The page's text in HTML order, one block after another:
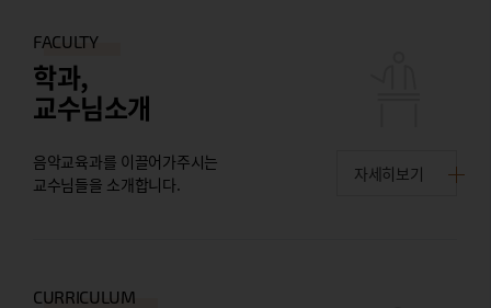
FACULTY
학과,
교수님소개
음악교육과를 이끌어가주시는
교수님들을 소개합니다.
자세히보기
CURRICULUM